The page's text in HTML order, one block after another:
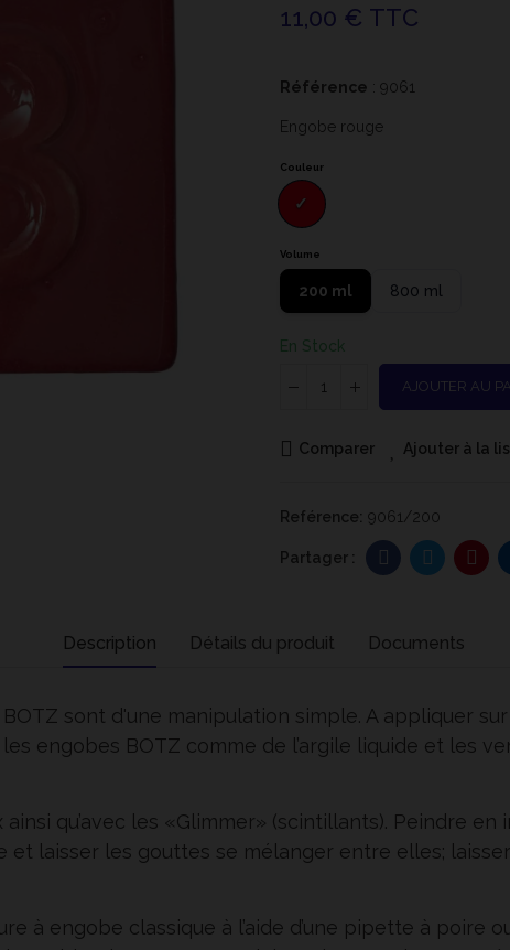
11,00 € TTC
Référence : 9061
Engobe rouge
Couleur
Volume
200 ml 800 ml
En Stock
AJOUTER AU
Comparer Ajouter à la
Reférence: 9061/200
Description Détails du produit Documents
sont d'une manipulation simple. A appliquer sur
engobes BOTZ comme de l’argile liquide et les
qu’avec les «Glimmer» (scintillants). Peindre
et laisser les gouttes se mélanger entre elles;
à engobe classique à l’aide d’une pipette à poire